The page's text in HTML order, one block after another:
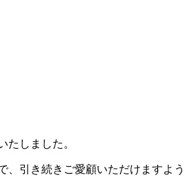
しました。
、引き続きご愛顧いただけますよ